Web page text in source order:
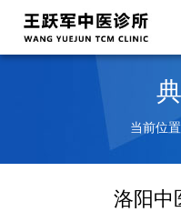
当前位
洛阳中